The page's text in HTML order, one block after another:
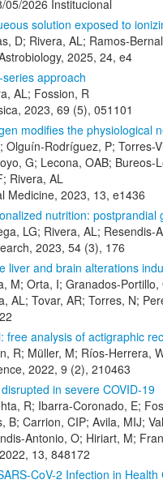
2026 Institucional
solution exposed to
D; Rivera, AL; Ramos-
2025, 24, e4
approach
AL; Fossion, R
2023, 69 (5), 051101
modifies the physiological
Olguín-Rodríguez, P;
G; Lecona, OAB;
Rivera, AL
Medicine, 2023, 13, e1436
nutrition:
LG; Rivera, AL;
2023, 54 (3), 176
liver and brain alterations
M; Orta, I; Granados-
AL; Tovar, AR; Torres, N;
free analysis of actigraphic
R; Müller, M; Ríos-Herrera,
2022, 9 (2), 210463
in severe COVID-19
R; Ibarra-Coronado, E;
B; Carrion, CIP; Avila, MIJ;
Antonio, O; Hiriart, M;
13, 848172
CoV-2 Infection in